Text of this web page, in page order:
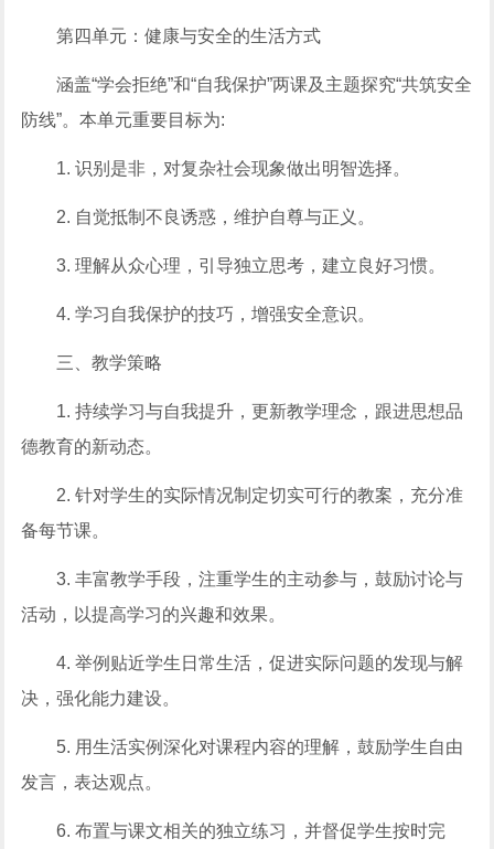
第四单元：健康与安全的生活方式
涵盖“学会拒绝”和“自我保护”两课及主题探究“共筑安全
防线”。本单元重要目标为:
1. 识别是非，对复杂社会现象做出明智选择。
2. 自觉抵制不良诱惑，维护自尊与正义。
3. 理解从众心理，引导独立思考，建立良好习惯。
4. 学习自我保护的技巧，增强安全意识。
三、教学策略
1. 持续学习与自我提升，更新教学理念，跟进思想品
德教育的新动态。
2. 针对学生的实际情况制定切实可行的教案，充分准
备每节课。
3. 丰富教学手段，注重学生的主动参与，鼓励讨论与
活动，以提高学习的兴趣和效果。
4. 举例贴近学生日常生活，促进实际问题的发现与解
决，强化能力建设。
5. 用生活实例深化对课程内容的理解，鼓励学生自由
发言，表达观点。
6. 布置与课文相关的独立练习，并督促学生按时完